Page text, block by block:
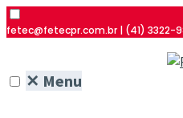
fetec@fetecpr.com.br | (41) 3322-
✕ Menu